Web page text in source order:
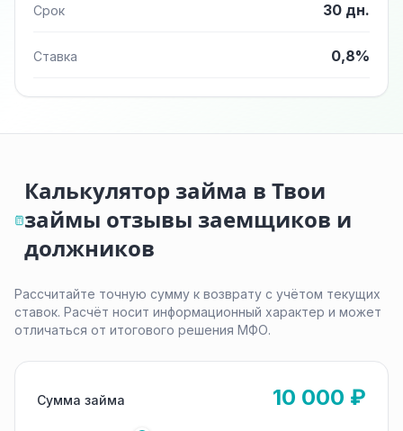
Срок 30 дн.
Ставка 0,8%
Калькулятор займа в Твои
займы отзывы заемщиков и
должников
Рассчитайте точную сумму к возврату с учётом текущих
ставок. Расчёт носит информационный характер и может
отличаться от итогового решения МФО.
Сумма займа 10 000 ₽